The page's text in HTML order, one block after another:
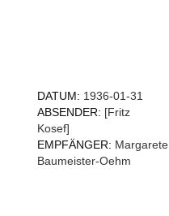
DATUM: 1936-01-31
ABSENDER: [Fritz
Kosef]
EMPFÄNGER: Margarete
Baumeister-Oehm